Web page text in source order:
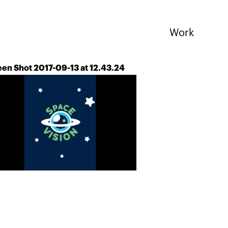
Work
Shot 2017-09-13 at 12.43.24